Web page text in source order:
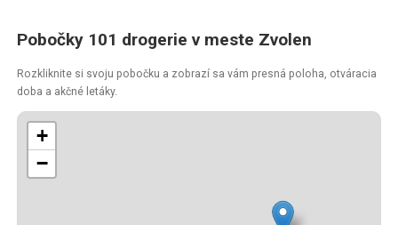
Pobočky 101 drogerie v meste Zvolen
Rozkliknite si svoju pobočku a zobrazí sa vám presná poloha, otváracia
doba a akčné letáky.
+
−